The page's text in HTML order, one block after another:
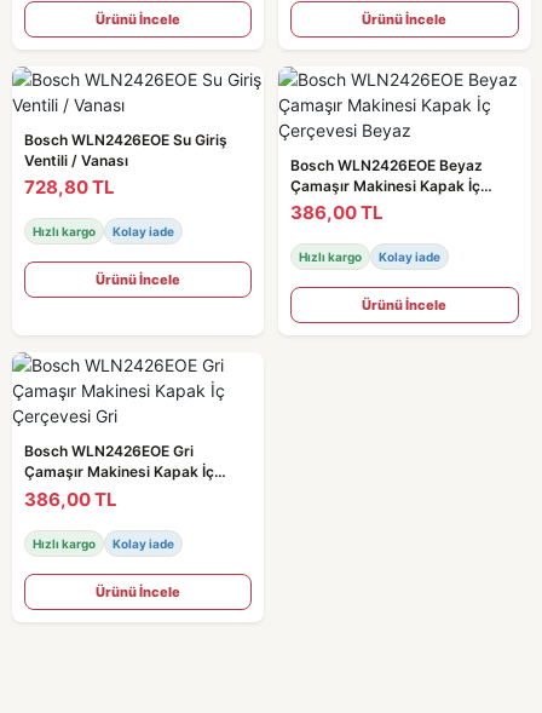
Ürünü İncele Ürünü İncele
Bosch WLN2426EOE Su Giriş
Ventili / Vanası
728,80 TL
Hızlı kargo Kolay iade
Ürünü İncele
Bosch WLN2426EOE Beyaz
Çamaşır Makinesi Kapak İç
Çerçevesi Beyaz
386,00 TL
Hızlı kargo Kolay iade
Ürünü İncele
Bosch WLN2426EOE Gri
Çamaşır Makinesi Kapak İç
Çerçevesi Gri
386,00 TL
Hızlı kargo Kolay iade
Ürünü İncele